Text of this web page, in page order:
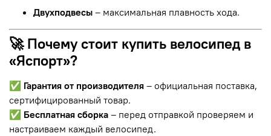
Двухподвесы – максимальная плавность хода.
🚀 Почему стоит купить велосипед в
«Яспорт»?
✅ Гарантия от производителя – официальная поставка,
сертифицированный товар.
✅ Бесплатная сборка – перед отправкой проверяем и
настраиваем каждый велосипед.